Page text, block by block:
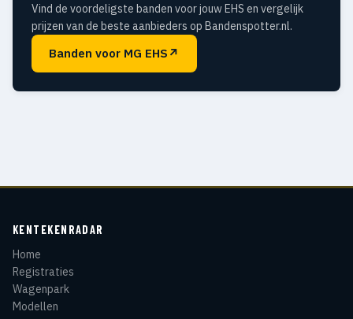
Vind de voordeligste banden voor jouw EHS en vergelijk
prijzen van de beste aanbieders op Bandenspotter.nl.
Banden voor MG EHS ↗
KENTEKENRADAR
Home
Registraties
Wagenpark
Modellen